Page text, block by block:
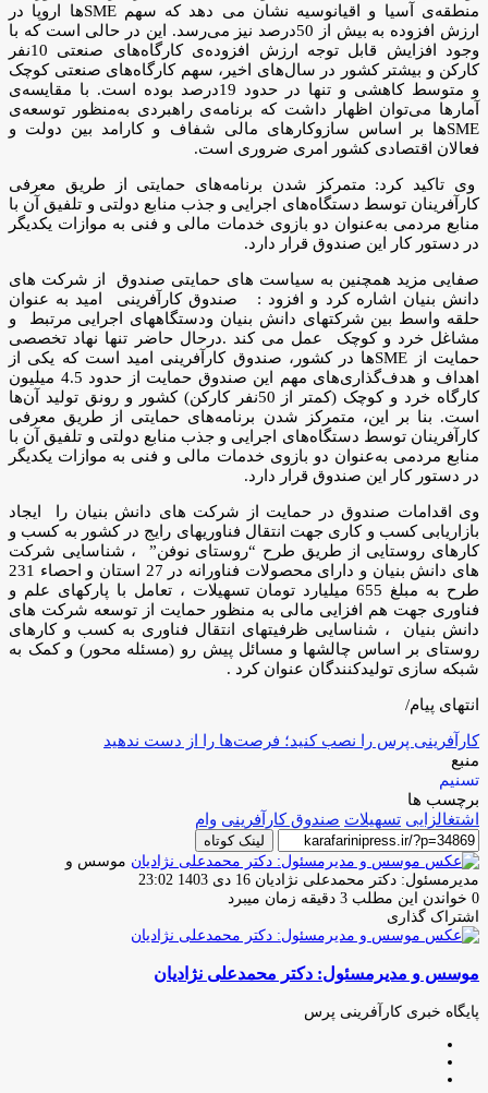
منطقه‌ی آسیا و اقیانوسیه نشان می دهد که سهم SMEها اروپا در
ارزش افزوده به بیش از 50درصد نیز می‌رسد. این در حالی است که با
وجود افزایش قابل توجه ارزش افزوده‌ی کارگاه‌های صنعتی 10نفر
کارکن و بیشتر کشور در سال‌های اخیر، سهم کارگاه‌های صنعتی کوچک
و متوسط کاهشی و تنها در حدود 19درصد بوده است. با مقایسه‌ی
آمارها می‌توان اظهار داشت که برنامه‌ی راهبردی به‌منظور توسعه‌ی
SMEها بر اساس سازوکارهای مالی شفاف و کارامد بین دولت و
فعالان اقتصادی کشور امری ضروری است.
وی تاکید کرد: متمرکز شدن برنامه‌های حمایتی از طریق معرفی
کارآفرینان توسط دستگاه‌های اجرایی و جذب منابع دولتی و تلفیق آن با
منابع مردمی به‌عنوان دو بازوی خدمات مالی و فنی به موازات یکدیگر
در دستور کار این صندوق قرار دارد.
صفایی مزید همچنین به سیاست های حمایتی صندوق از شرکت های
دانش بنیان اشاره کرد و افزود : صندوق کارآفرینی امید به عنوان
حلقه واسط بین شرکتهای دانش بنیان ودستگاههای اجرایی مرتبط و
مشاغل خرد و کوچک عمل می کند .درحال حاضر تنها نهاد تخصصی
حمایت از SMEها در کشور، صندوق کارآفرینی امید است که یکی از
اهداف و هدف‌گذاری‌های مهم این صندوق حمایت از حدود 4.5 میلیون
کارگاه خرد و کوچک (کمتر از 50نفر کارکن) کشور و رونق تولید آن‌ها
است. بنا بر این، متمرکز شدن برنامه‌های حمایتی از طریق معرفی
کارآفرینان توسط دستگاه‌های اجرایی و جذب منابع دولتی و تلفیق آن با
منابع مردمی به‌عنوان دو بازوی خدمات مالی و فنی به موازات یکدیگر
در دستور کار این صندوق قرار دارد.
وی اقدامات صندوق در حمایت از شرکت های دانش بنیان را ایجاد
بازاریابی کسب و کاری جهت انتقال فناوریهای رایج در کشور به کسب و
کارهای روستایی از طریق طرح “روستای نوفن” ، شناسایی شرکت
های دانش بنیان و دارای محصولات فناورانه در 27 استان و احصاء 231
طرح به مبلغ 655 میلیارد تومان تسهیلات ، تعامل با پارکهای علم و
فناوری جهت هم افزایی مالی به منظور حمایت از توسعه شرکت های
دانش بنیان ، شناسایی ظرفیت­های انتقال فناوری به کسب و کارهای
روستای بر اساس چالش­ها و مسائل پیش رو (مسئله محور) و کمک به
شبکه­ سازی تولیدکنندگان عنوان کرد .
انتهای پیام/
کارآفرینی پرس را نصب کنید؛ فرصت‌ها را از دست ندهید
منبع
تسنیم
برچسب ها
اشتغالزایی تسهیلات صندوق کارآفرینی وام
لینک کوتاه
موسس و
مدیرمسئول: دکتر محمدعلی نژادیان ارسال
ایمیل
16 دی 1403 23:02
0 خواندن این مطلب 3 دقیقه زمان میبرد
اشتراک گذاری
فیس
توئیتر
لینکدین
واتس
تلگرام
اشتراک
از
ایمیل
چاپ
موسس و مدیرمسئول: دکتر محمدعلی نژادیان
پایگاه خبری کارآفرینی پرس